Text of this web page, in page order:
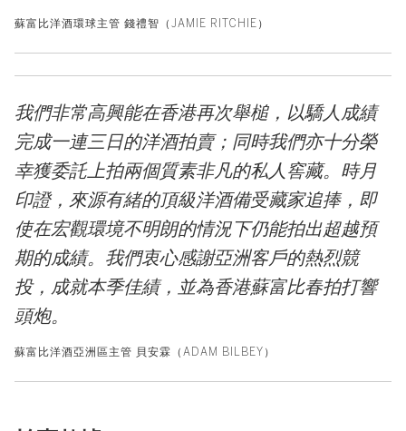
蘇富比洋酒環球主管 錢禮智（JAMIE RITCHIE）
我們非常高興能在香港再次舉槌，以驕人成績
完成一連三日的洋酒拍賣；同時我們亦十分榮
幸獲委託上拍兩個質素非凡的私人窖藏。時月
印證，來源有緒的頂級洋酒備受藏家追捧，即
使在宏觀環境不明朗的情況下仍能拍出超越預
期的成績。我們衷心感謝亞洲客戶的熱烈競
投，成就本季佳績，並為香港蘇富比春拍打響
頭炮。
蘇富比洋酒亞洲區主管 貝安霖（ADAM BILBEY）